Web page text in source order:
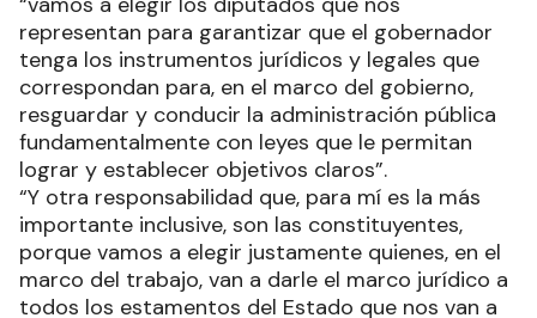
representan para garantizar que el gobernador
tenga los instrumentos jurídicos y legales que
correspondan para, en el marco del gobierno,
resguardar y conducir la administración pública
fundamentalmente con leyes que le permitan
lograr y establecer objetivos claros”.
“Y otra responsabilidad que, para mí es la más
importante inclusive, son las constituyentes,
porque vamos a elegir justamente quienes, en el
marco del trabajo, van a darle el marco jurídico a
todos los estamentos del Estado que nos van a